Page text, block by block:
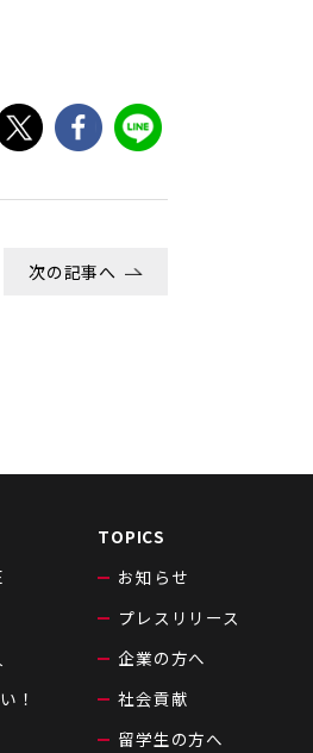
次の記事へ
！
TOPICS
お知らせ
プレスリリース
企業の方へ
社会貢献
留学生の方へ